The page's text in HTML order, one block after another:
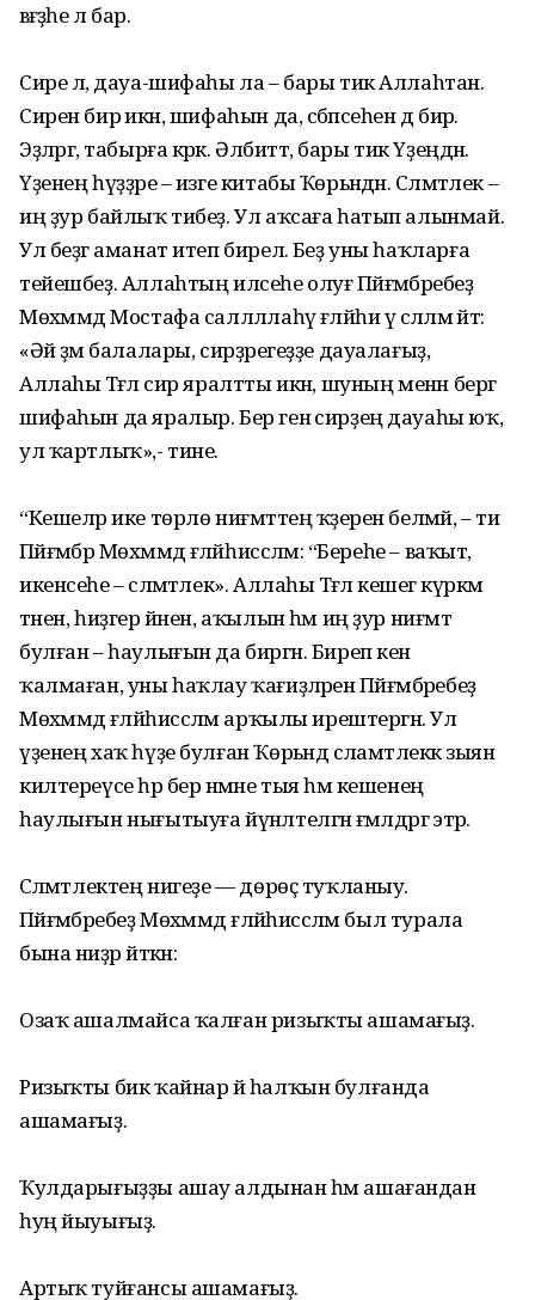
вәғәҙәһе лә бар.
Сире лә, дауа-шифаһы ла – бары тик Аллаhтан.
Сирен бирә икән, шифаһын да, сәбәпсеһен дә бирә.
Эҙләргә, табырға кәрәк. Әлбиттә, бары тик Үҙеңдән.
Үҙенең һүҙҙәре – изге китабы Ҡөрьәндән. Сәләмәтлек –
иң ҙур байлыҡ тибеҙ. Ул аҡсаға һатып алынмай.
Ул беҙгә аманат итеп бирелә. Беҙ уны һаҡларға
тейешбеҙ. Аллаhтың илсеһе олуғ Пәйғәмбәребеҙ
Мөхәммәд Мостафа салләллаһү ғәләйһи үә сәлләм әйтә:
«Әй әҙәм балалары, сирҙәрегеҙҙе дауалағыҙ,
Аллаhы Тәғәлә сир яралтты икән, шуның менән бергә
шифаһын да яралыр. Бер генә сирҙең дауаһы юҡ,
ул ҡартлыҡ»,- тине.
“Кешеләр ике төрлө ниғмәттең ҡәҙерен белмәй, – ти
Пәйғәмбәр Мөхәммәд ғәләйһиссәләм: “Береһе – ваҡыт,
икенсеһе – сәләмәтлек». Аллаһы Тәғәлә кешегә күркәм
тәнен, һиҙгер йәнен, аҡылын һәм иң ҙур ниғмәт
булған – һаулығын да биргән. Биреп кенә
ҡалмаған, уны һаҡлау ҡағиҙәләрен Пәйғәмбәребеҙ
Мөхәммәд ғәләйһиссәләм арҡылы ирештергән. Ул
үҙенең хаҡ һүҙе булған Ҡөрьәндә сәламәтлеккә зыян
килтереүсе һәр бер нәмәне тыя һәм кешенең
һаулығын нығытыуға йүнәлтелгән ғәмәлдәргә этәрә.
Сәләмәтлектең нигеҙе — дөрөҫ туҡланыу.
Пәйғәмбәребеҙ Мөхәммәд ғәләйһиссәләм был турала
бына ниҙәр әйткән:
Озаҡ ашалмайса ҡалған ризыҡты ашамағыҙ.
Ризыҡты бик ҡайнар йә һалҡын булғанда
ашамағыҙ.
Ҡулдарығыҙҙы ашау алдынан һәм ашағандан
һуң йыуығыҙ.
Артыҡ туйғансы ашамағыҙ.